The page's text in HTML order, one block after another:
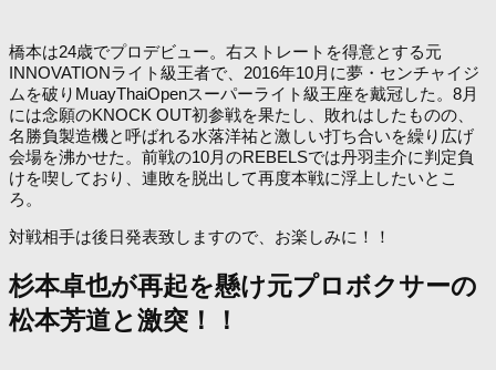
橋本は24歳でプロデビュー。右ストレートを得意とする元
INNOVATIONライト級王者で、2016年10月に夢・センチャイジ
ムを破りMuayThaiOpenスーパーライト級王座を戴冠した。8月
には念願のKNOCK OUT初参戦を果たし、敗れはしたものの、
名勝負製造機と呼ばれる水落洋祐と激しい打ち合いを繰り広げ
会場を沸かせた。前戦の10月のREBELSでは丹羽圭介に判定負
けを喫しており、連敗を脱出して再度本戦に浮上したいとこ
ろ。
対戦相手は後日発表致しますので、お楽しみに！！
杉本卓也が再起を懸け元プロボクサーの
松本芳道と激突！！